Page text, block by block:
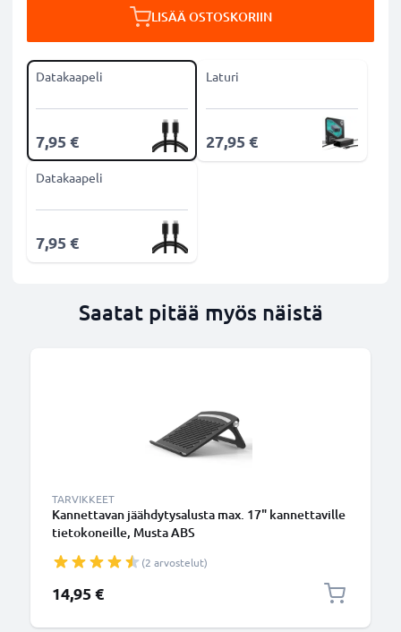
LISÄÄ OSTOSKORIIN
Datakaapeli
7,95 €
Laturi
27,95 €
Datakaapeli
7,95 €
Saatat pitää myös näistä
TARVIKKEET
Kannettavan jäähdytysalusta max. 17" kannettaville
tietokoneille, Musta ABS
(2 arvostelut)
14,95 €